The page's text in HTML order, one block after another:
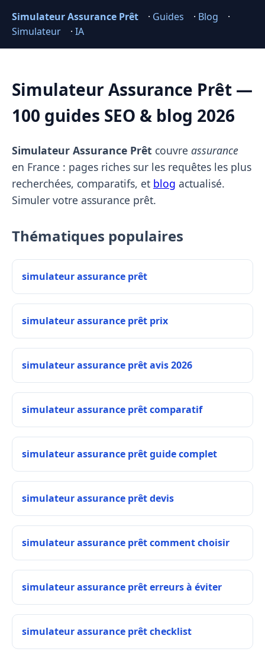
Simulateur Assurance Prêt · Guides · Blog
·
Simulateur
· IA
Simulateur Assurance Prêt —
100 guides SEO & blog 2026
Simulateur Assurance Prêt couvre assurance
en France : pages riches sur les requêtes les plus
recherchées, comparatifs, et blog actualisé.
Simuler votre assurance prêt.
Thématiques populaires
simulateur assurance prêt
simulateur assurance prêt prix
simulateur assurance prêt avis 2026
simulateur assurance prêt comparatif
simulateur assurance prêt guide complet
simulateur assurance prêt devis
simulateur assurance prêt comment choisir
simulateur assurance prêt erreurs à éviter
simulateur assurance prêt checklist